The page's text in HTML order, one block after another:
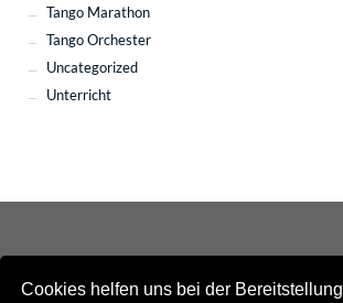
Cookies helfen uns bei der Bereitstellung
Tango Marathon
Tango Orchester
Uncategorized
Unterricht